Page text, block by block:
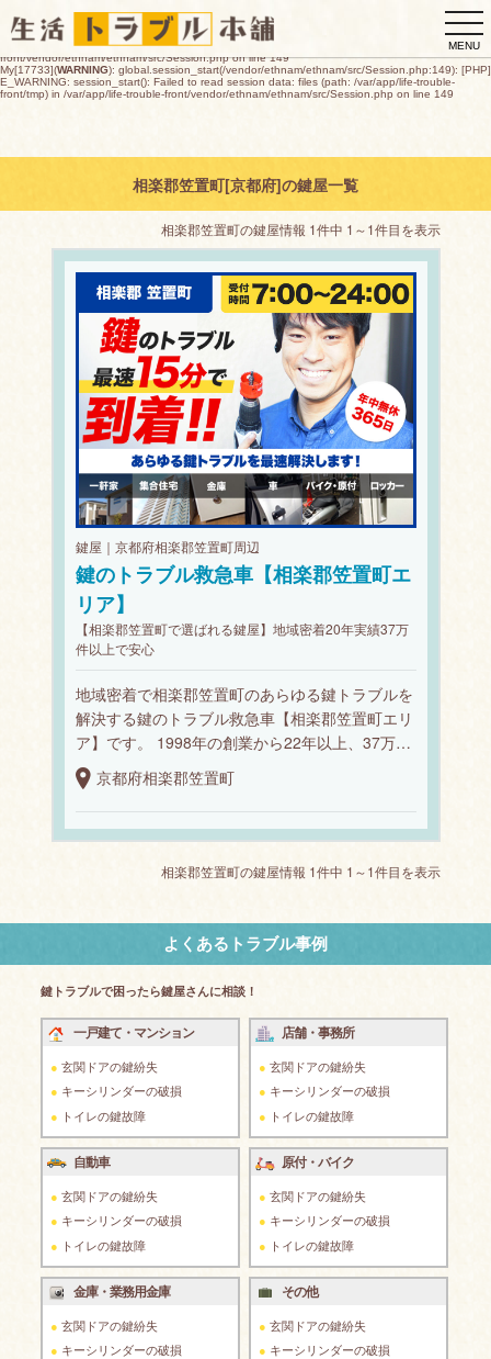
E_WARNING: session_start(): open(/var/app/life-trouble-
front/tmp/sess_2da5a6cd3bcf47097adef073bfc249c7d9d659b4a55932d6bfb22e90b0dbd39b,
O_RDWR) failed: デバイスに空き領域がありません (28) in /var/app/life-trouble-
front/vendor/ethnam/ethnam/src/Session.php on line 149
My[17733](WARNING): global.session_start(/vendor/ethnam/ethnam/src/Session.php:149): [PHP]
E_WARNING: session_start(): Failed to read session data: files (path: /var/app/life-trouble-
front/tmp) in /var/app/life-trouble-front/vendor/ethnam/ethnam/src/Session.php on line 149
MENU
相楽郡笠置町[京都府]の鍵屋一覧
相楽郡笠置町の鍵屋情報 1件中 1～1件目を表示
鍵屋｜京都府相楽郡笠置町周辺
鍵のトラブル救急車【相楽郡笠置町エ
リア】
【相楽郡笠置町で選ばれる鍵屋】地域密着20年実績37万
件以上で安心
地域密着で相楽郡笠置町のあらゆる鍵トラブルを
解決する鍵のトラブル救急車【相楽郡笠置町エリ
ア】です。 1998年の創業から22年以上、37万…
京都府相楽郡笠置町
相楽郡笠置町の鍵屋情報 1件中 1～1件目を表示
よくあるトラブル事例
鍵トラブルで困ったら鍵屋さんに相談！
一戸建て・マンション
玄関ドアの鍵紛失
キーシリンダーの破損
トイレの鍵故障
店舗・事務所
玄関ドアの鍵紛失
キーシリンダーの破損
トイレの鍵故障
自動車
玄関ドアの鍵紛失
キーシリンダーの破損
トイレの鍵故障
原付・バイク
玄関ドアの鍵紛失
キーシリンダーの破損
トイレの鍵故障
金庫・業務用金庫
玄関ドアの鍵紛失
キーシリンダーの破損
その他
玄関ドアの鍵紛失
キーシリンダーの破損